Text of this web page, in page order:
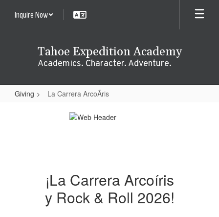
Inquire Now
Tahoe Expedition Academy
Academics. Character. Adventure.
Giving La Carrera ArcoÃ­ris
¡La Carrera Arcoíris
y Rock & Roll 2026!